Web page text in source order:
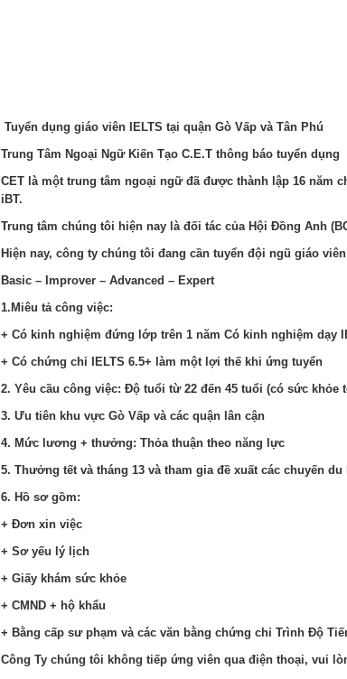
Tuyển dụng giáo viên IELTS tại quận Gò Vấp và Tân Phú
Trung Tâm Ngoại Ngữ Kiến Tạo C.E.T thông báo tuyển dụng
CET là một trung tâm ngoại ngữ đã được thành lập 16 năm
iBT.
Trung tâm chúng tôi hiện nay là đối tác của Hội Đồng Anh
Hiện nay, công ty chúng tôi đang cần tuyển đội ngũ giáo
Basic – Improver – Advanced – Expert
1.Miêu tả công việc:
+ Có kinh nghiệm đứng lớp trên 1 năm Có kinh nghiệm dạy
+ Có chứng chỉ IELTS 6.5+ làm một lợi thế khi ứng tuyển
2. Yêu cầu công việc: Độ tuổi từ 22 đến 45 tuổi (có sức khỏe
3. Ưu tiên khu vực Gò Vấp và các quận lân cận
4. Mức lương + thưởng: Thỏa thuận theo năng lực
5. Thưởng tết và tháng 13 và tham gia đề xuất các chuyến
6. Hồ sơ gồm:
+ Đơn xin việc
+ Sơ yếu lý lịch
+ Giấy khám sức khỏe
+ CMND + hộ khẩu
+ Bằng cấp sư phạm và các văn bằng chứng chỉ Trình Độ
Công Ty chúng tôi không tiếp ứng viên qua điện thoại, vui